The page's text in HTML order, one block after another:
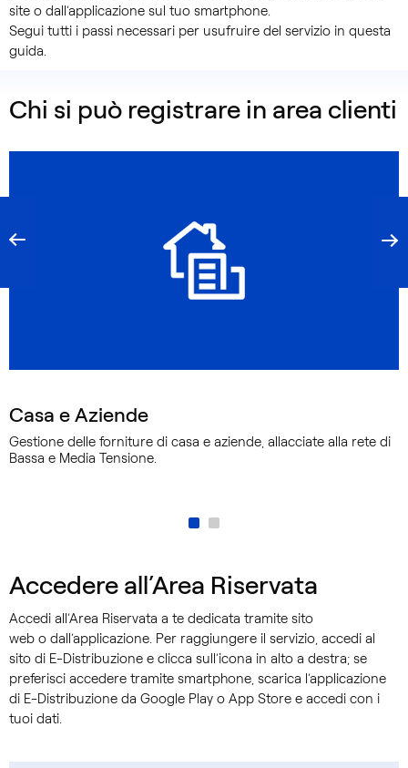
site o dall’applicazione sul tuo smartphone.
Segui tutti i passi necessari per usufruire del servizio in questa
guida.
Chi si può registrare in area clienti
Casa e Aziende
Gestione delle forniture di casa e aziende, allacciate alla rete di
Bassa e Media Tensione.
Accedere all’Area Riservata
Accedi all’Area Riservata a te dedicata tramite sito
web o dall’applicazione. Per raggiungere il servizio, accedi al
sito di E-Distribuzione e clicca sull’icona in alto a destra; se
preferisci accedere tramite smartphone, scarica l’applicazione
di E-Distribuzione da Google Play o App Store e accedi con i
tuoi dati.